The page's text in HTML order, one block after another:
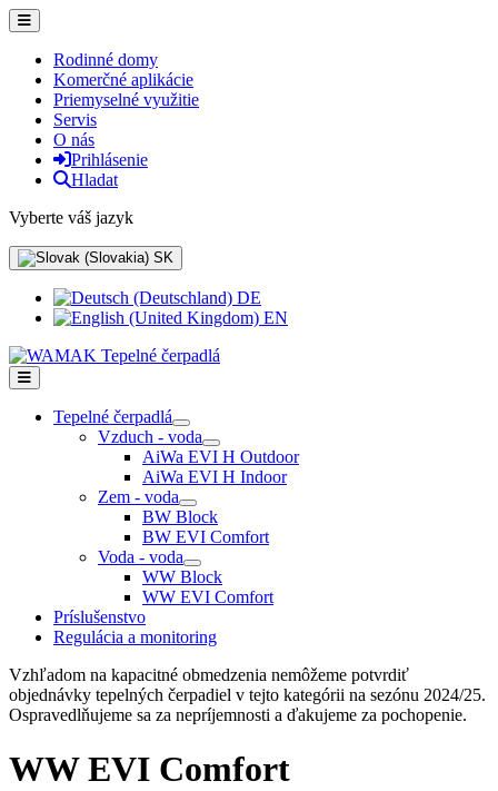
Rodinné domy
Komerčné aplikácie
Priemyselné využitie
Servis
O nás
Prihlásenie
Hladat
Vyberte váš jazyk
SK
DE
EN
Tepelné čerpadlá
Vzduch - voda
AiWa EVI H Outdoor
AiWa EVI H Indoor
Zem - voda
BW Block
BW EVI Comfort
Voda - voda
WW Block
WW EVI Comfort
Príslušenstvo
Regulácia a monitoring
Vzhľadom na kapacitné obmedzenia nemôžeme potvrdiť
objednávky tepelných čerpadiel v tejto kategórii na sezónu 2024/25.
Ospravedlňujeme sa za nepríjemnosti a ďakujeme za pochopenie.
WW EVI Comfort